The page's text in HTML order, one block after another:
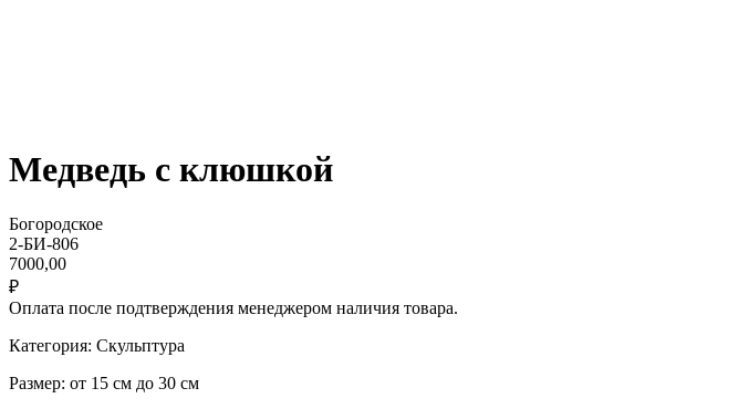
Медведь с клюшкой
Богородское
2-БИ-806
7000,00
₽
Оплата после подтверждения менеджером наличия товара.
Категория: Скульптура
Размер: от 15 см до 30 см